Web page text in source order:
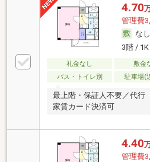
4.70
管理費
なし
3階 /
礼金なし 敷金
バス・トイレ別
駐車場(
最上階・保証人不要／代行
家賃カード決済可
4.40
管理費